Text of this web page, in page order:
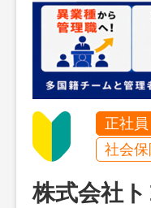
正社員
社会
株式会社